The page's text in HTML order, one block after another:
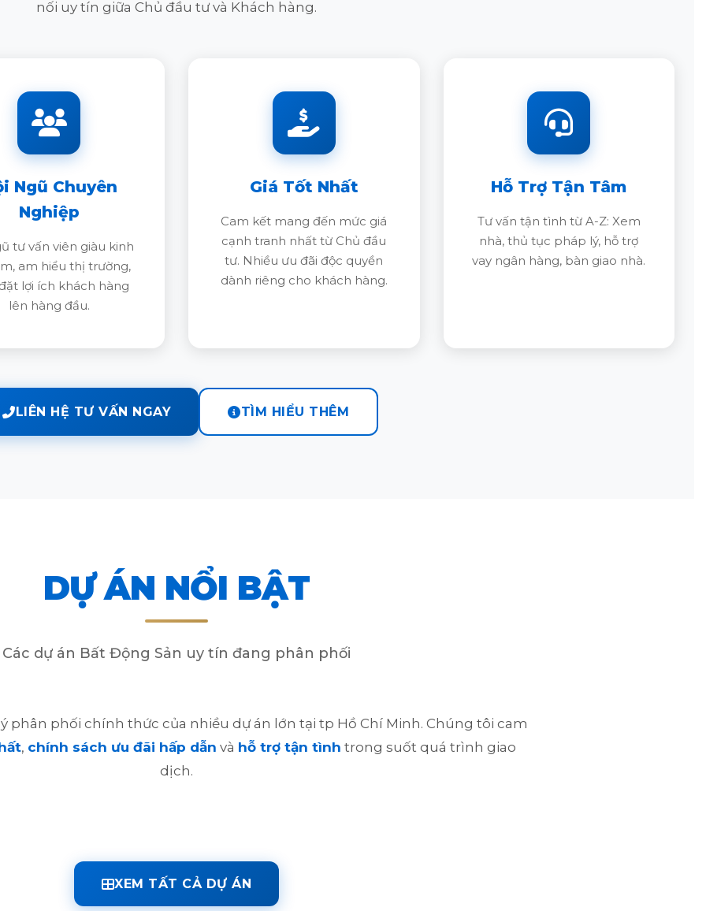
nối uy tín giữa Chủ đầu tư và Khách hàng.
Ngũ Chuyên
Nghiệp
tư vấn viên giàu kinh
am hiểu thị trường,
lợi ích khách hàng
lên hàng đầu.
Giá Tốt Nhất
Cam kết mang đến mức giá
cạnh tranh nhất từ Chủ đầu
tư. Nhiều ưu đãi độc quyền
dành riêng cho khách hàng.
Hỗ Trợ Tận Tâm
Tư vấn tận tình từ A-Z: Xem
nhà, thủ tục pháp lý, hỗ trợ
vay ngân hàng, bàn giao nhà.
LIÊN HỆ TƯ VẤN NGAY TÌM HIỂU THÊM
DỰ ÁN NỔI BẬT
Các dự án Bất Động Sản uy tín đang phân phối
phân phối chính thức của nhiều dự án lớn tại tp Hồ Chí Minh. Chúng tôi cam
, chính sách ưu đãi hấp dẫn và hỗ trợ tận tình trong suốt quá trình giao
dịch.
XEM TẤT CẢ DỰ ÁN